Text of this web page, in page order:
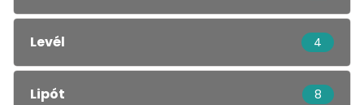
Levél 4
Lipót 8